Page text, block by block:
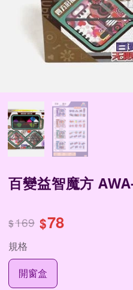
百變益智魔方
$169 $78
規格
開窗盒